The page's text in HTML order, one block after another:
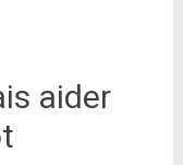
aider